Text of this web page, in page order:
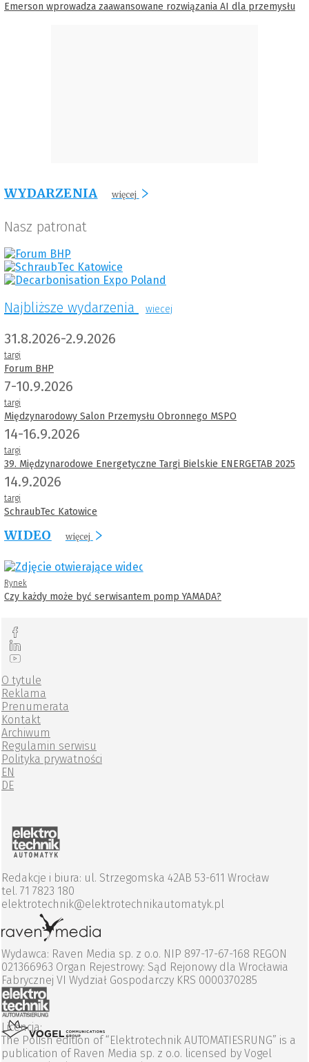
Emerson wprowadza zaawansowane rozwiązania AI dla przemysłu
WYDARZENIA więcej
Nasz patronat
Najbliższe wydarzenia wiecej
31.8.2026-2.9.2026
targi
Forum BHP
7-10.9.2026
targi
Międzynarodowy Salon Przemysłu Obronnego MSPO
14-16.9.2026
targi
39. Międzynarodowe Energetyczne Targi Bielskie ENERGETAB 2025
14.9.2026
targi
SchraubTec Katowice
WIDEO więcej
Rynek
Czy każdy może być serwisantem pomp YAMADA?
O tytule
Reklama
Prenumerata
Kontakt
Archiwum
Regulamin serwisu
Polityka prywatności
EN
DE
Redakcje i biura: ul. Strzegomska 42AB 53-611 Wrocław
tel. 71 7823 180
elektrotechnik@elektrotechnikautomatyk.pl
Wydawca: Raven Media sp. z o.o. NIP 897-17-67-168 REGON
021366963 Organ Rejestrowy: Sąd Rejonowy dla Wrocławia
Fabrycznej VI Wydział Gospodarczy KRS 0000370285
Licencja:
The Polish edition of “Elektrotechnik AUTOMATIESRUNG” is a
publication of Raven Media sp. z o.o. licensed by Vogel